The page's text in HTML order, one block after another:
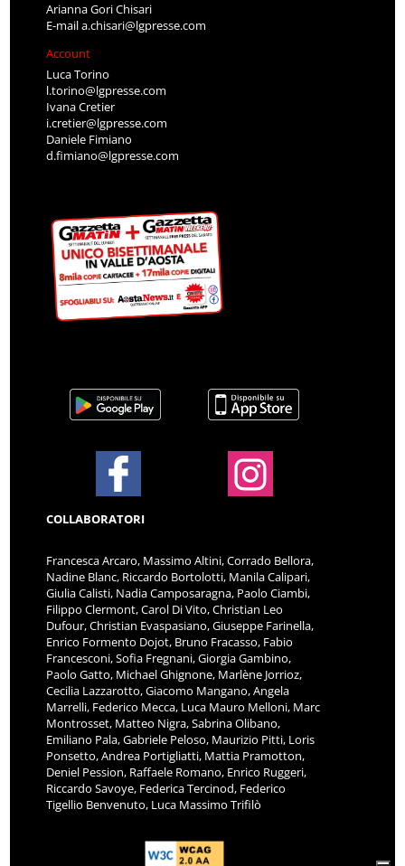
Arianna Gori Chisari
E-maila.chisari@lgpresse.com
Account
Luca Torino
l.torino@lgpresse.com
Ivana Cretier
i.cretier@lgpresse.com
Daniele Fimiano
d.fimiano@lgpresse.com
COLLABORATORI
Francesca Arcaro, Massimo Altini, Corrado Bellora,
Nadine Blanc, Riccardo Bortolotti, Manila Calipari,
Giulia Calisti, Nadia Camposaragna, Paolo Ciambi,
Filippo Clermont, Carol Di Vito, Christian Leo
Dufour, Christian Evaspasiano, Giuseppe Farinella,
Enrico Formento Dojot, Bruno Fracasso, Fabio
Francesconi, Sofia Fregnani, Giorgia Gambino,
Paolo Gatto, Michael Ghignone, Marlène Jorrioz,
Cecilia Lazzarotto, Giacomo Mangano, Angela
Marrelli, Federico Mecca, Luca Mauro Melloni, Marc
Montrosset, Matteo Nigra, Sabrina Olibano,
Emiliano Pala, Gabriele Peloso, Maurizio Pitti, Loris
Ponsetto, Andrea Portigliatti, Mattia Pramotton,
Deniel Pession, Raffaele Romano, Enrico Ruggeri,
Riccardo Savoye, Federica Tercinod, Federico
Tigellio Benvenuto, Luca Massimo Trifilò